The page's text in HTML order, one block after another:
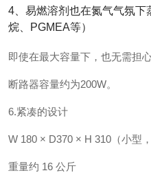
4、易燃溶剂也在氮气气氛下
烷、PGMEA等）
即使在最大容量下，也无需担
断路器容量约为200W。
6.紧凑的设计
W 180 × D370 × H 310（小型
重量约 16 公斤